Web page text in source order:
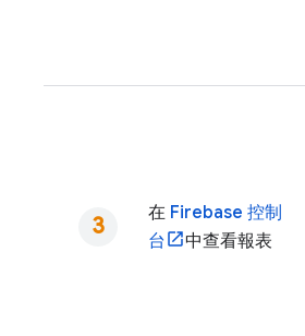
在 Firebase 控制
台
中查看報表